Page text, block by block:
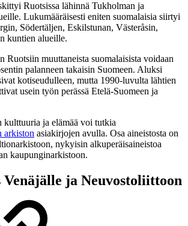
Ruotsissa lähinnä Tukholman ja
Lukumääräisesti eniten suomalaisia siirtyi
Södertäljen, Eskilstunan, Västeråsin,
kuntien alueille.
Ruotsiin muuttaneista suomalaisista voidaan
palanneen takaisin Suomeen. Aluksi
kotiseudulleen, mutta 1990-luvulta lähtien
usein työn perässä Etelä-Suomeen ja
kulttuuria ja elämää voi tutkia
arkiston asiakirjojen avulla. Osa aineistosta on
nykyisin alkuperäisaineistoa
kaupunginarkistoon.
ja Neuvostoliittoon